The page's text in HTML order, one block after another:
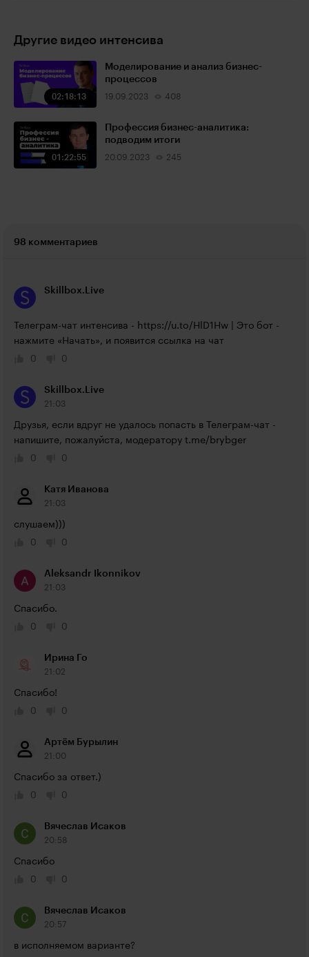
Другие видео интенсива
02:18:13
Моделирование и анализ бизнес-
процессов
19.09.2023 408
01:22:55
Профессия бизнес-аналитика:
подводим итоги
20.09.2023 245
98 комментариев
Skillbox.Live
Телеграм-чат интенсива - https://u.to/HlD1Hw | Это бот -
нажмите «Начать», и появится ссылка на чат
0
0
Skillbox.Live
21:03
Друзья, если вдруг не удалось попасть в Телеграм-чат -
напишите, пожалуйста, модератору t.me/brybger
0
0
Катя Иванова
21:03
слушаем)))
0
0
Aleksandr Ikonnikov
21:03
Спасибо.
0
0
Ирина Го
21:02
Спасибо!
0
0
Артём Бурылин
21:00
Спасибо за ответ.)
0
0
Вячеслав Исаков
20:58
Спасибо
0
0
Вячеслав Исаков
20:57
в исполняемом варианте?